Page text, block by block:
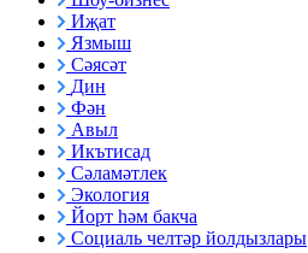
Иҗат
Язмыш
Сәясәт
Дин
Фән
Авыл
Икътисад
Сәламәтлек
Экология
Йорт һәм бакча
Социаль челтәр йолдызлары